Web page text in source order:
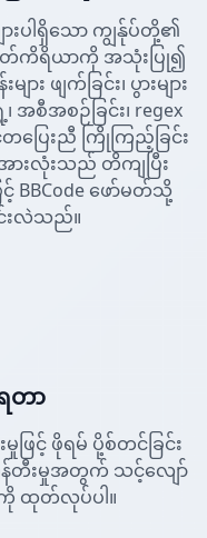
းပါရှိသော ကျွန်ုပ်တို့၏
တ်ကိရိယာကို အသုံးပြု၍
ဖျက်ခြင်း၊ ပွားများ
အစီအစဉ်ခြင်း၊ regex
တပြေးညီ ကြိုကြည့်ခြင်း
ားလုံးသည် တိကျပြီး
BBCode ဖော်မတ်သို့
းလဲသည်။
တာ
ြင့် ဖိုရမ် ပို့စ်တင်ခြင်း
န်တီးမှုအတွက် သင့်လျော်
ကို ထုတ်လုပ်ပါ။